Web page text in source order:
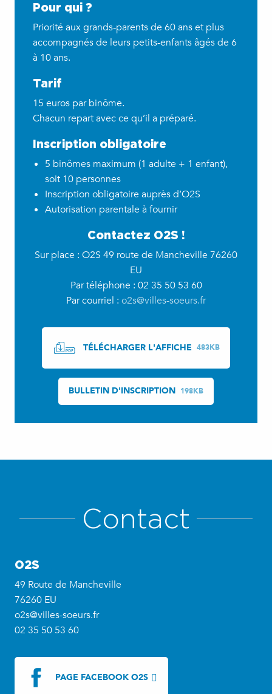
Pour qui ?
Priorité aux grands-parents de 60 ans et plus
accompagnés de leurs petits-enfants âgés de 6
à 10 ans.
Tarif
15 euros par binôme.
Chacun repart avec ce qu’il a préparé.
Inscription obligatoire
5 binômes maximum (1 adulte + 1 enfant),
soit 10 personnes
Inscription obligatoire auprès d’O2S
Autorisation parentale à fournir
Contactez O2S !
Sur place : O2S 49 route de Mancheville 76260
EU
Par téléphone : 02 35 50 53 60
Par courriel : o2s@villes-soeurs.fr
TÉLÉCHARGER L'AFFICHE 483KB
BULLETIN D'INSCRIPTION 198KB
Contact
O2S
49 Route de Mancheville
76260 EU
o2s@villes-soeurs.fr
02 35 50 53 60
PAGE FACEBOOK O2S